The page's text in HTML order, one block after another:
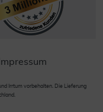
Impressum
Irrtum vorbehalten. Die Lieferung